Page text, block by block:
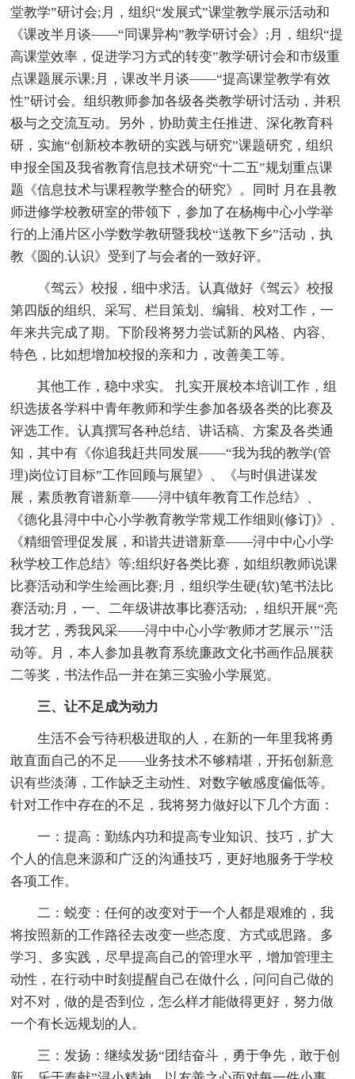
堂教学”研讨会;月，组织“发展式”课堂教学展示活动和
《课改半月谈——“同课异构”教学研讨会》;月，组织“提
高课堂效率，促进学习方式的转变”教学研讨会和市级重
点课题展示课;月，课改半月谈——“提高课堂教学有效
性”研讨会。组织教师参加各级各类教学研讨活动，并积
极与之交流互动。另外，协助黄主任推进、深化教育科
研，实施“创新校本教研的实践与研究”课题研究，组织
申报全国及我省教育信息技术研究“十二五”规划重点课
题《信息技术与课程教学整合的研究》。同时 月在县教
师进修学校教研室的带领下，参加了在杨梅中心小学举
行的上涌片区小学数学教研暨我校“送教下乡”活动，执
教《圆的.认识》受到了与会者的一致好评。
《驾云》校报，细中求活。认真做好《驾云》校报
第四版的组织、采写、栏目策划、编辑、校对工作，一
年来共完成了期。下阶段将努力尝试新的风格、内容、
特色，比如想增加校报的亲和力，改善美工等。
其他工作，稳中求实。 扎实开展校本培训工作，组
织选拔各学科中青年教师和学生参加各级各类的比赛及
评选工作。认真撰写各种总结、讲话稿、方案及各类通
知，其中有《你追我赶共同发展——“我为我的教学(管
理)岗位订目标”工作回顾与展望》、《与时俱进谋发
展，素质教育谱新章——浔中镇年教育工作总结》、
《德化县浔中中心小学教育教学常规工作细则(修订)》、
《精细管理促发展，和谐共进谱新章——浔中中心小学
秋学校工作总结》等;组织好各类比赛，如组织教师说课
比赛活动和学生绘画比赛;月，组织学生硬(软)笔书法比
赛活动;月，一、二年级讲故事比赛活动; ，组织开展“亮
我才艺，秀我风采——浔中中心小学'教师才艺展示’”活
动等。月，本人参加县教育系统廉政文化书画作品展获
二等奖，书法作品一并在第三实验小学展览。
三、让不足成为动力
生活不会亏待积极进取的人，在新的一年里我将勇
敢直面自己的不足——业务技术不够精堪，开拓创新意
识有些淡薄，工作缺乏主动性、对数字敏感度偏低等。
针对工作中存在的不足，我将努力做好以下几个方面：
一：提高：勤练内功和提高专业知识、技巧，扩大
个人的信息来源和广泛的沟通技巧，更好地服务于学校
各项工作。
二：蜕变：任何的改变对于一个人都是艰难的，我
将按照新的工作路径去改变一些态度、方式或思路。多
学习、多实践，尽早提高自己的管理水平，增加管理主
动性，在行动中时刻提醒自己在做什么，问问自己做的
对不对，做的是否到位，怎么样才能做得更好，努力做
一个有长远规划的人。
三：发扬：继续发扬“团结奋斗，勇于争先，敢于创